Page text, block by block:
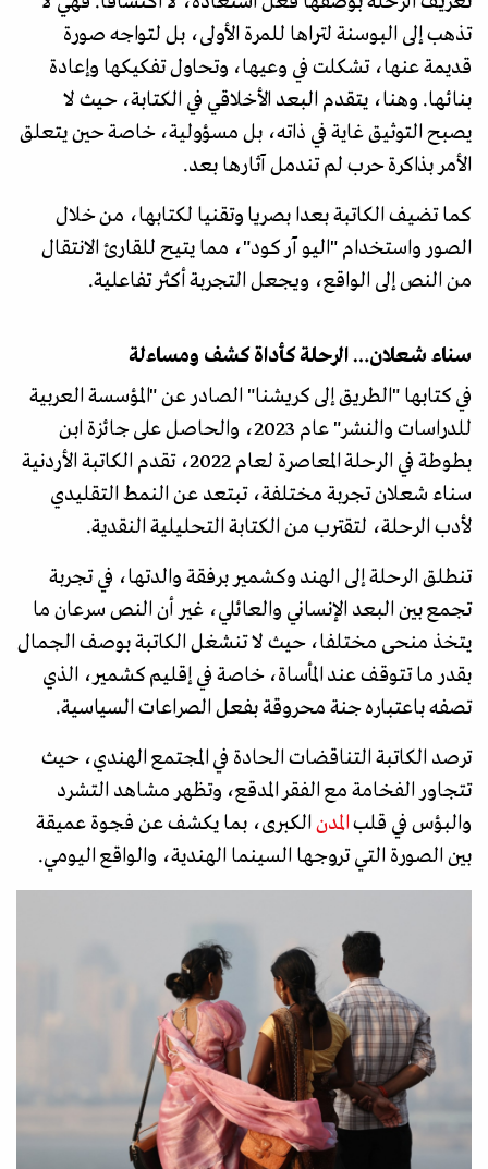
تذهب إلى البوسنة لتراها للمرة الأولى، بل لتواجه صورة
قديمة عنها، تشكلت في وعيها، وتحاول تفكيكها وإعادة
بنائها. وهنا، يتقدم البعد الأخلاقي في الكتابة، حيث لا
يصبح التوثيق غاية في ذاته، بل مسؤولية، خاصة حين يتعلق
الأمر بذاكرة حرب لم تندمل آثارها بعد.
كما تضيف الكاتبة بعدا بصريا وتقنيا لكتابها، من خلال
الصور واستخدام "اليو آر كود"، مما يتيح للقارئ الانتقال
من النص إلى الواقع، ويجعل التجربة أكثر تفاعلية.
سناء شعلان… الرحلة كأداة كشف ومساءلة
في كتابها "الطريق إلى كريشنا" الصادر عن "المؤسسة العربية
للدراسات والنشر" عام 2023، والحاصل على جائزة ابن
بطوطة في الرحلة المعاصرة لعام 2022، تقدم الكاتبة الأردنية
سناء شعلان تجربة مختلفة، تبتعد عن النمط التقليدي
لأدب الرحلة، لتقترب من الكتابة التحليلية النقدية.
تنطلق الرحلة إلى الهند وكشمير برفقة والدتها، في تجربة
تجمع بين البعد الإنساني والعائلي، غير أن النص سرعان ما
يتخذ منحى مختلفا، حيث لا تنشغل الكاتبة بوصف الجمال
بقدر ما تتوقف عند المأساة، خاصة في إقليم كشمير، الذي
تصفه باعتباره جنة محروقة بفعل الصراعات السياسية.
ترصد الكاتبة التناقضات الحادة في المجتمع الهندي، حيث
تتجاور الفخامة مع الفقر المدقع، وتظهر مشاهد التشرد
والبؤس في قلبالمدن الكبرى، بما يكشف عن فجوة عميقة
بين الصورة التي تروجها السينما الهندية، والواقع اليومي.